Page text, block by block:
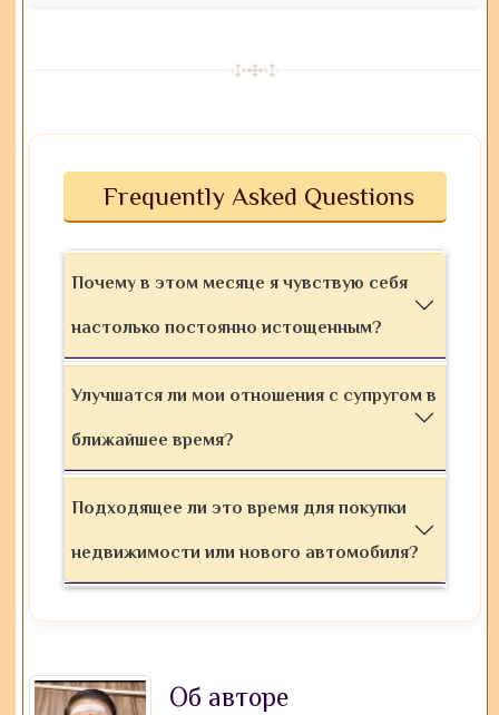
Frequently Asked Questions
Почему в этом месяце я чувствую себя
настолько постоянно истощенным?
Улучшатся ли мои отношения с супругом в
ближайшее время?
Подходящее ли это время для покупки
недвижимости или нового автомобиля?
Об авторе